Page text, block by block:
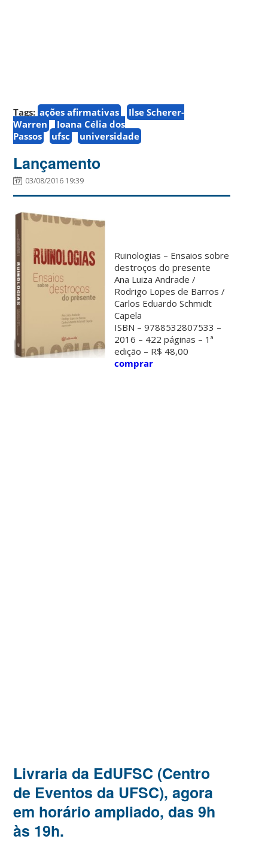
Tags: ações afirmativas
Ilse Scherer-
Warren
Joana Célia dos
Passos
ufsc universidade
Lançamento
03/08/2016 19:39
Ruinologias – Ensaios sobre
destroços do presente
Ana Luiza Andrade /
Rodrigo Lopes de Barros /
Carlos Eduardo Schmidt
Capela
ISBN – 9788532807533 –
2016 – 422 páginas – 1ª
edição – R$ 48,00
comprar
Livraria da EdUFSC (Centro
de Eventos da UFSC), agora
em horário ampliado, das 9h
às 19h.